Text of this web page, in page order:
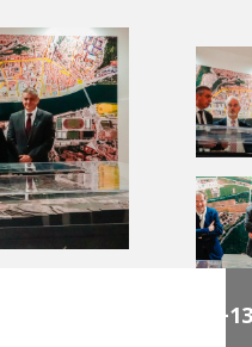
+13